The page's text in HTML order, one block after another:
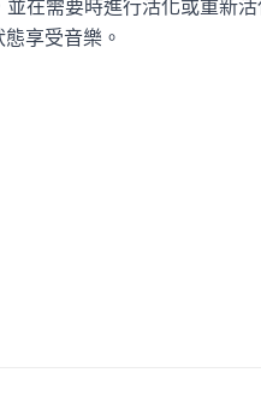
在需要時進行活化或重新活
享受音樂。